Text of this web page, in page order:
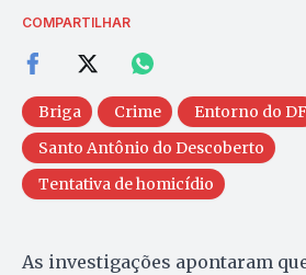
COMPARTILHAR
Briga Crime
Entorno do DF
Santo Antônio do Descoberto
Tentativa de homicídio
As investigações apontaram